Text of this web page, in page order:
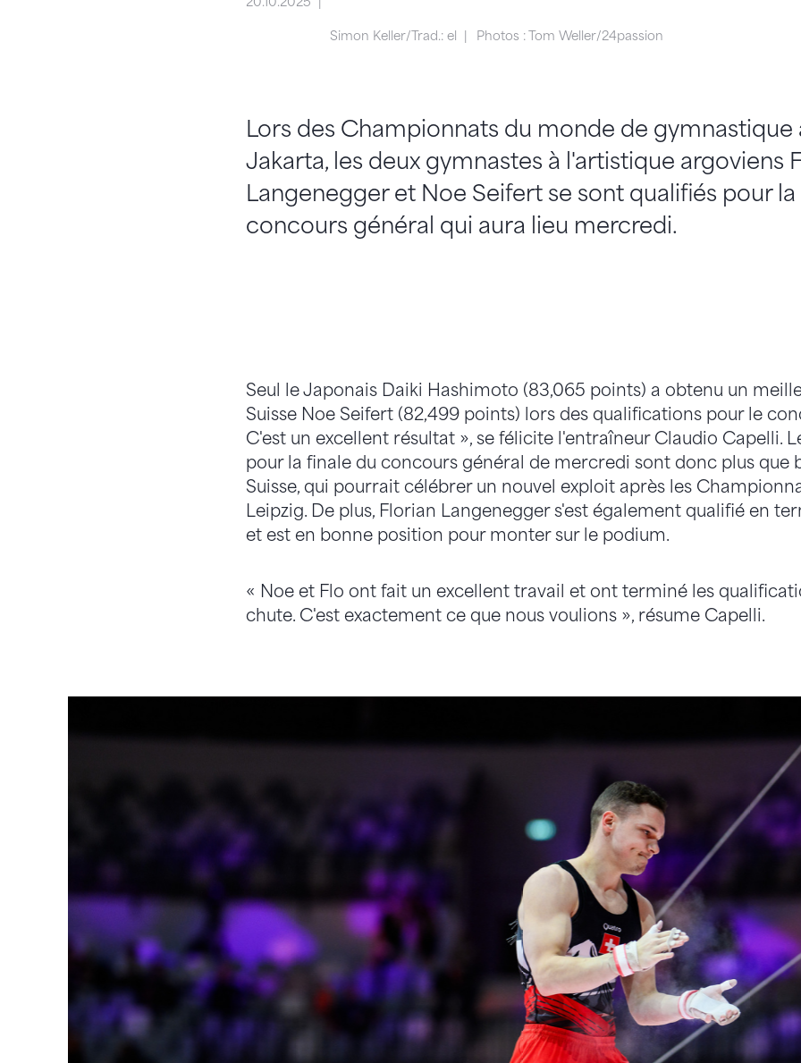
Simon Keller/Trad.: el Photos : Tom Weller/24passion
Lors des Championnats du monde de gymnastique
Jakarta, les deux gymnastes à l'artistique argoviens
Langenegger et Noe Seifert se sont qualifiés pour
concours général qui aura lieu mercredi.
Seul le Japonais Daiki Hashimoto (83,065 points) a obtenu un
Suisse Noe Seifert (82,499 points) lors des qualifications pour le
C'est un excellent résultat », se félicite l'entraîneur Claudio Capelli.
pour la finale du concours général de mercredi sont donc plus que
Suisse, qui pourrait célébrer un nouvel exploit après les
Leipzig. De plus, Florian Langenegger s'est également qualifié en
et est en bonne position pour monter sur le podium.
« Noe et Flo ont fait un excellent travail et ont terminé les
chute. C'est exactement ce que nous voulions », résume Capelli.